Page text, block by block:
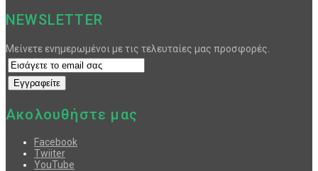
NEWSLETTER
Μείνετε ενημερωμένοι με τις τελευταίες μας προσφορές.
Ακολουθήστε μας
Facebook
Twiiter
YouTube